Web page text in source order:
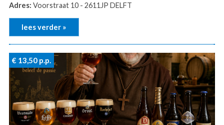
Adres: Voorstraat 10 - 2611JP DELFT
lees verder »
€ 13,50p.p.